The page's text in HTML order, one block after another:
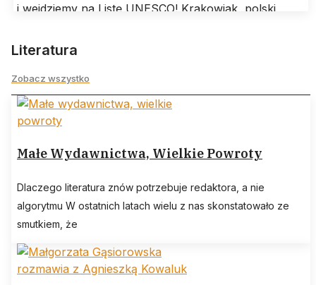
i wejdziemy na Listę UNESCO! Krakowiak, polski
polonezie – na Listę Niematerialnego Dziedzictwa
Literatura
Zobacz wszystko
Małe Wydawnictwa, Wielkie Powroty
Dlaczego literatura znów potrzebuje redaktora, a nie
algorytmu W ostatnich latach wielu z nas skonstatowało ze
smutkiem, że